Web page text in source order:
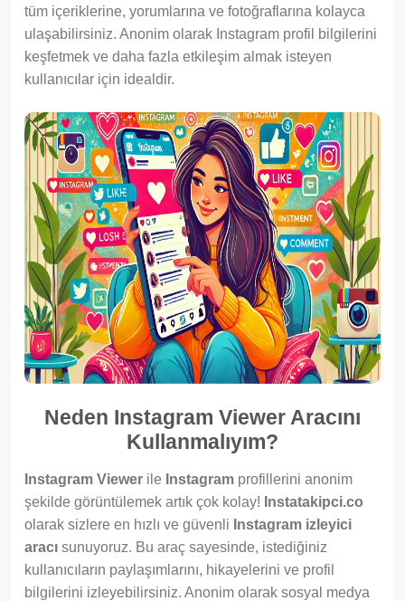
tüm içeriklerine, yorumlarına ve fotoğraflarına kolayca
ulaşabilirsiniz. Anonim olarak Instagram profil bilgilerini
keşfetmek ve daha fazla etkileşim almak isteyen
kullanıcılar için idealdir.
Neden Instagram Viewer Aracını
Kullanmalıyım?
Instagram Viewer ile Instagram profillerini anonim
şekilde görüntülemek artık çok kolay! Instatakipci.co
olarak sizlere en hızlı ve güvenli Instagram izleyici
aracı sunuyoruz. Bu araç sayesinde, istediğiniz
kullanıcıların paylaşımlarını, hikayelerini ve profil
bilgilerini izleyebilirsiniz. Anonim olarak sosyal medya